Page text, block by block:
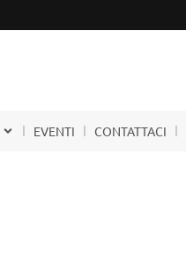
EVENTI CONTATTACI